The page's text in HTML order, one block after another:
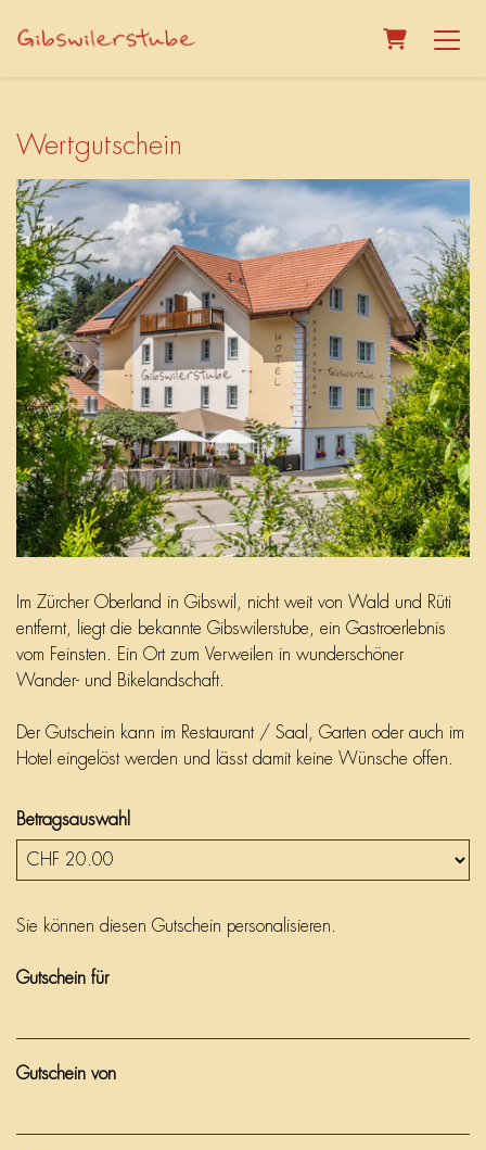
Warenkorb
Wertgutschein
Im Zürcher Oberland in Gibswil, nicht weit von Wald und Rüti
entfernt, liegt die bekannte Gibswilerstube, ein Gastroerlebnis
vom Feinsten. Ein Ort zum Verweilen in wunderschöner
Wander- und Bikelandschaft.
Der Gutschein kann im Restaurant / Saal, Garten oder auch im
Hotel eingelöst werden und lässt damit keine Wünsche offen.
Betragsauswahl
Sie können diesen Gutschein personalisieren.
Gutschein für
Gutschein von